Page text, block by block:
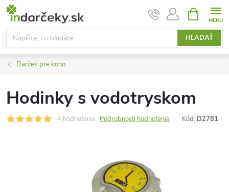
Prejsť
obsah
HĽADAŤ
KOŠÍK
Darček pre koho
Hodinky s vodotryskom
4 hodnotenia Podrobnosti hodnotenia Kód: D2781